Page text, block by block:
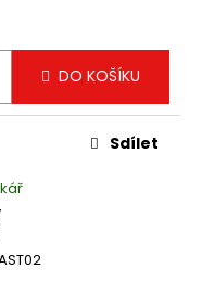
DO KOŠÍKU
Sdílet